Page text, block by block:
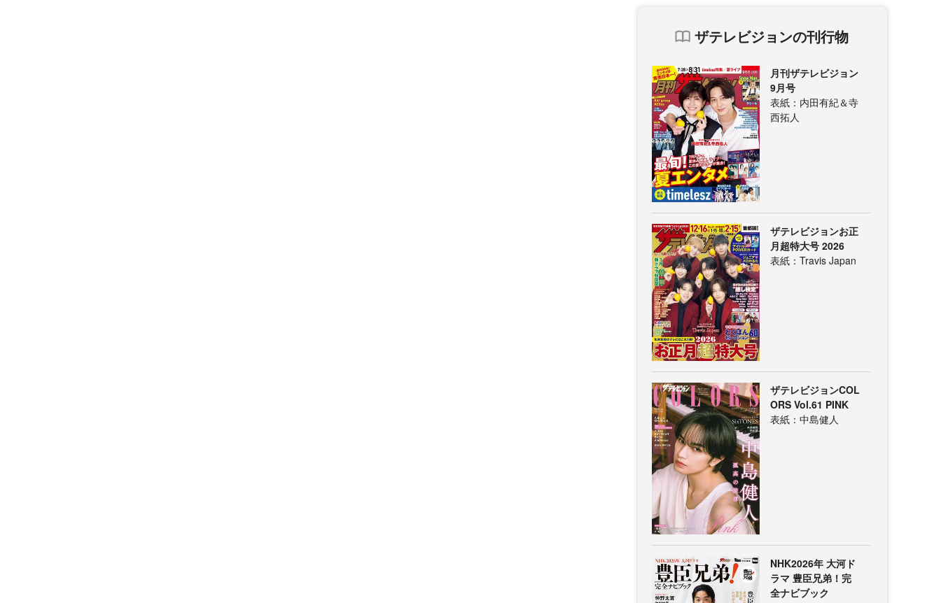
ザテレビジョンの刊行物
月刊ザテレビジョン
9月号
表紙：内田有紀＆寺
西拓人
ザテレビジョンお正
月超特大号 2026
表紙：Travis Japan
ザテレビジョンCOL
ORS Vol.61 PINK
表紙：中島健人
NHK2026年 大河ド
ラマ 豊臣兄弟！完
全ナビブック